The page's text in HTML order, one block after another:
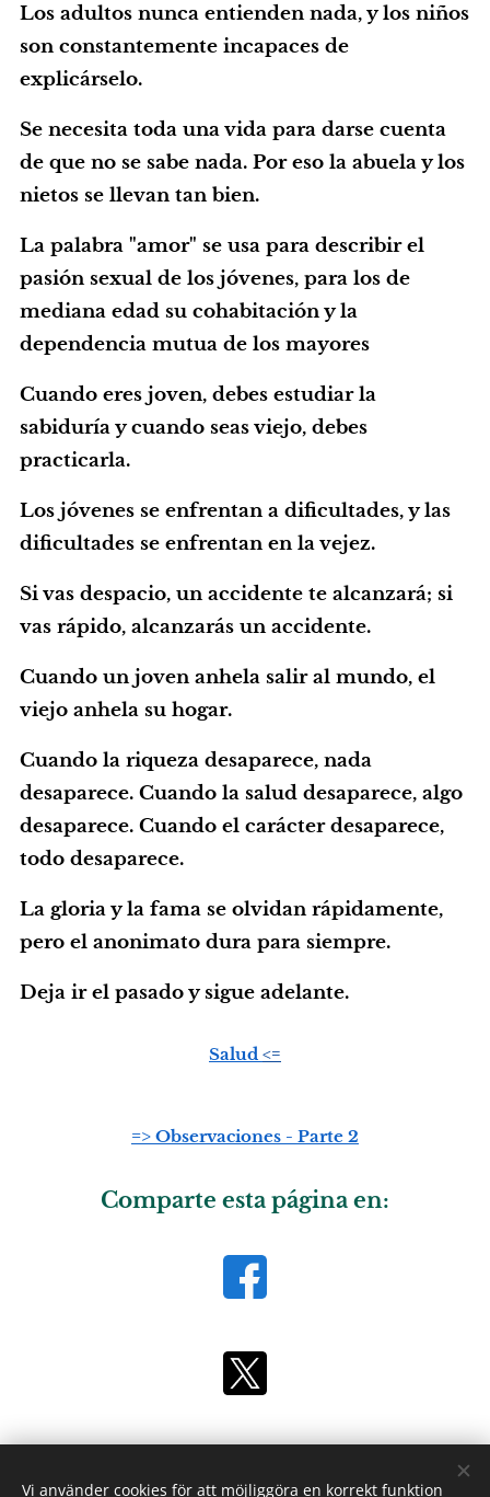
Los adultos nunca entienden nada, y los niños
son constantemente incapaces de
explicárselo.
Se necesita toda una vida para darse cuenta
de que no se sabe nada. Por eso la abuela y los
nietos se llevan tan bien.
La palabra "amor" se usa para describir el
pasión sexual de los jóvenes, para los de
mediana edad su cohabitación y la
dependencia mutua de los mayores
Cuando eres joven, debes estudiar la
sabiduría y cuando seas viejo, debes
practicarla.
Los jóvenes se enfrentan a dificultades, y las
dificultades se enfrentan en la vejez.
Si vas despacio, un accidente te alcanzará; si
vas rápido, alcanzarás un accidente.
Cuando un joven anhela salir al mundo, el
viejo anhela su hogar.
Cuando la riqueza desaparece, nada
desaparece. Cuando la salud desaparece, algo
desaparece. Cuando el carácter desaparece,
todo desaparece.
La gloria y la fama se olvidan rápidamente,
pero el anonimato dura para siempre.
Deja ir el pasado y sigue adelante.
Salud <=
=> Observaciones - Parte 2
Comparte esta página en:
Enlace : Livet-lar.se/es
Vi använder cookies för att möjliggöra en korrekt funktion